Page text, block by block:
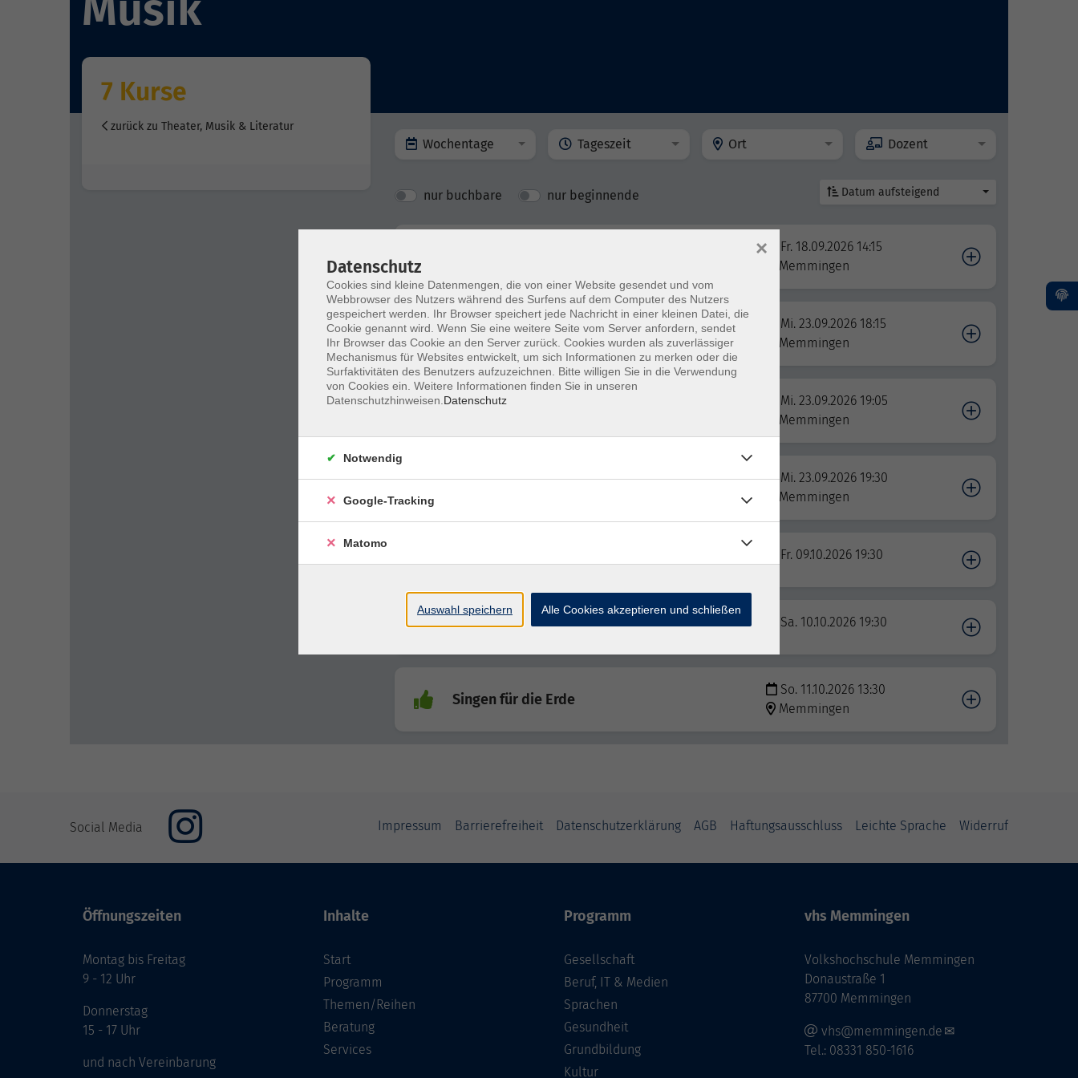
7 Kurse
zurück zu Theater, Musik & Literatur
Wochentage Tageszeit Ort Dozent
nur buchbare nur beginnende Datum aufsteigend
Fr. 18.09.2026 14:15
Memmingen
Gitarre für Anfänger/innen - Liedbegleitung
Mi. 23.09.2026 18:15
Memmingen
Zupf- und Schlagkurs für Gitarre und Ukulele
Mi. 23.09.2026 19:05
Memmingen
Bluesgitarre für Anfänger/innen und
Mi. 23.09.2026 19:30
Memmingen
Mystik in Raum und Zeit Fr. 09.10.2026 19:30
Mystik in Raum und Zeit Sa. 10.10.2026 19:30
Singen für die Erde
So. 11.10.2026 13:30
Memmingen
Social Media Impressum Barrierefreiheit Datenschutzerklärung AGB Haftungsausschluss Leichte Sprache Widerruf
Öffnungszeiten
Montag bis Freitag
9 - 12 Uhr
Donnerstag
15 - 17 Uhr
und nach Vereinbarung
Inhalte
Start
Programm
Themen/Reihen
Beratung
Services
Programm
Gesellschaft
Beruf, IT & Medien
Sprachen
Gesundheit
Grundbildung
Kultur
vhs Memmingen
Volkshochschule Memmingen
Donaustraße 1
87700 Memmingen
vhs@memmingen.de
Tel.: 08331 850-1616
Datenschutz
Cookies sind kleine Datenmengen, die von einer Website gesendet und vom
Webbrowser des Nutzers während des Surfens auf dem Computer des Nutzers
gespeichert werden. Ihr Browser speichert jede Nachricht in einer kleinen Datei, die
Cookie genannt wird. Wenn Sie eine weitere Seite vom Server anfordern, sendet
Ihr Browser das Cookie an den Server zurück. Cookies wurden als zuverlässiger
Mechanismus für Websites entwickelt, um sich Informationen zu merken oder die
Surfaktivitäten des Benutzers aufzuzeichnen. Bitte willigen Sie in die Verwendung
von Cookies ein. Weitere Informationen finden Sie in unseren
Datenschutzhinweisen. Datenschutz
×
Notwendig
Google-Tracking
Matomo
Auswahl speichern Alle Cookies akzeptieren und schließen